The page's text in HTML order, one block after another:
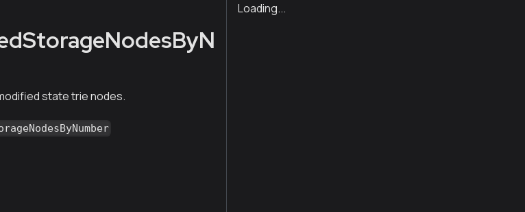
state trie nodes.
Loading...